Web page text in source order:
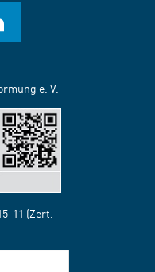
e. V.
11 (Zert.-